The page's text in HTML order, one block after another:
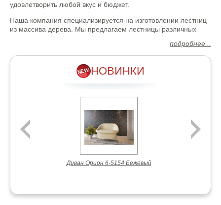
удовлетворить любой вкус и бюджет.
Наша компания специализируется на изготовлении лестниц
из массива дерева. Мы предлагаем лестницы различных
. Мы используем только
качественные породы дерева, такие как сосна и дуб, чтобы
обеспечить нашим клиентам продукцию высокого качества.
— это наиболее распространённый материал для
доступность, лёгкость обработки и возможность тонирования
материалом и может быть склонен к гниению, если не будет
правильно обработан.
, с другой стороны, является одним из лучших
прочностью и долговечностью, а также эстетическими
качествами. Однако, он может быть пористым и
подробнее...
НОВИНКИ
Диван Орион 6-5154 Бежевый